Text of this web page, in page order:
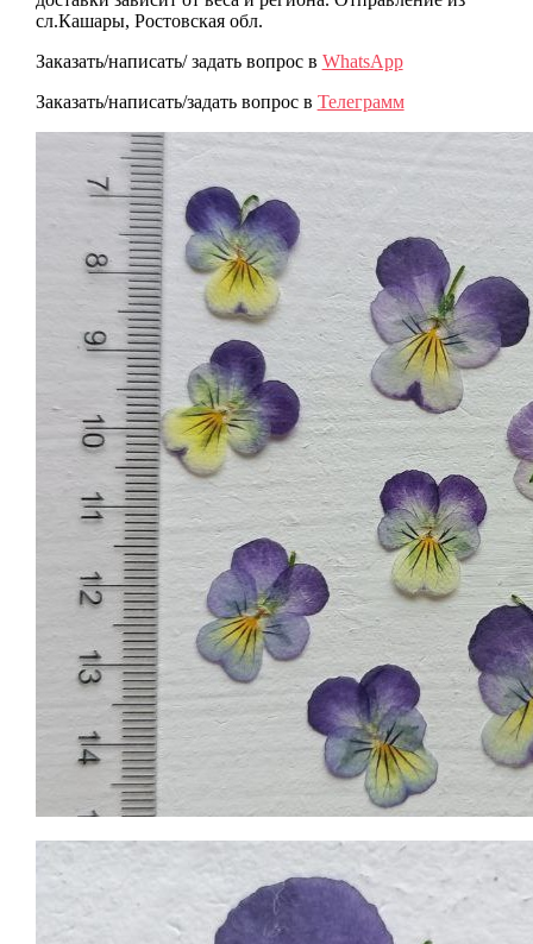
сл.Кашары, Ростовская обл.
Заказать/написать/ задать вопрос в WhatsApp
Заказать/написать/задать вопрос в Телеграмм